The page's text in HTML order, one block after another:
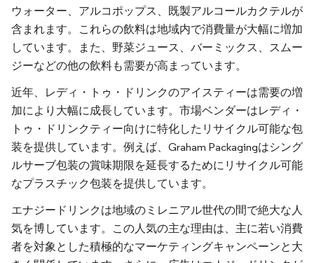
ウォーター、アルコポップス、既製アルコールカクテルが
含まれます。これらの飲料は地域内で消費量が大幅に増加
しています。また、野菜ジュース、バーミックス、スムー
ジーなどの他の飲料も需要が高まっています。
近年、レディ・トゥ・ドリンクのアイスティーは需要の増
加により大幅に成長しています。市場ベンダーはレディ・
トゥ・ドリンクティー向けに特化したリサイクル可能な包
装を提供しています。例えば、Graham Packagingはシング
ルサーブ包装の賞味期限を延長するためにリサイクル可能
なプラスチック包装を提供しています。
エナジードリンクは地域のミレニアル世代の間で絶大な人
気を博しています。この人気の主な理由は、主に若い消費
者を対象とした積極的なマーケティングキャンペーンと大